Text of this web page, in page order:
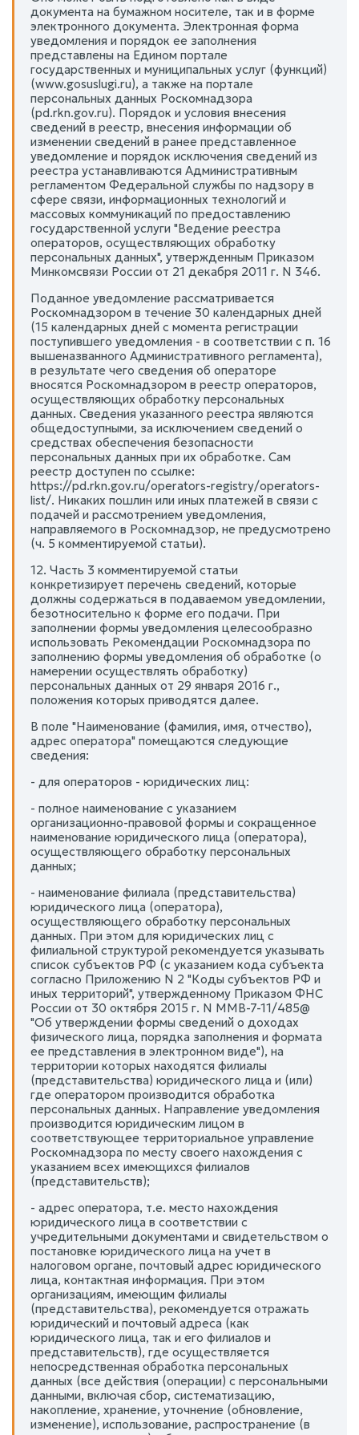
документа на бумажном носителе, так и в форме
электронного документа. Электронная форма
уведомления и порядок ее заполнения
представлены на Едином портале
государственных и муниципальных услуг (функций)
(www.gosuslugi.ru), а также на портале
персональных данных Роскомнадзора
(pd.rkn.gov.ru). Порядок и условия внесения
сведений в реестр, внесения информации об
изменении сведений в ранее представленное
уведомление и порядок исключения сведений из
реестра устанавливаются Административным
регламентом Федеральной службы по надзору в
сфере связи, информационных технологий и
массовых коммуникаций по предоставлению
государственной услуги "Ведение реестра
операторов, осуществляющих обработку
персональных данных", утвержденным Приказом
Минкомсвязи России от 21 декабря 2011 г. N 346.
Поданное уведомление рассматривается
Роскомнадзором в течение 30 календарных дней
(15 календарных дней с момента регистрации
поступившего уведомления - в соответствии с п. 16
вышеназванного Административного регламента),
в результате чего сведения об операторе
вносятся Роскомнадзором в реестр операторов,
осуществляющих обработку персональных
данных. Сведения указанного реестра являются
общедоступными, за исключением сведений о
средствах обеспечения безопасности
персональных данных при их обработке. Сам
реестр доступен по ссылке:
https://pd.rkn.gov.ru/operators-registry/operators-
list/. Никаких пошлин или иных платежей в связи с
подачей и рассмотрением уведомления,
направляемого в Роскомнадзор, не предусмотрено
(ч. 5 комментируемой статьи).
12. Часть 3 комментируемой статьи
конкретизирует перечень сведений, которые
должны содержаться в подаваемом уведомлении,
безотносительно к форме его подачи. При
заполнении формы уведомления целесообразно
использовать Рекомендации Роскомнадзора по
заполнению формы уведомления об обработке (о
намерении осуществлять обработку)
персональных данных от 29 января 2016 г.,
положения которых приводятся далее.
В поле "Наименование (фамилия, имя, отчество),
адрес оператора" помещаются следующие
сведения:
- для операторов - юридических лиц:
- полное наименование с указанием
организационно-правовой формы и сокращенное
наименование юридического лица (оператора),
осуществляющего обработку персональных
данных;
- наименование филиала (представительства)
юридического лица (оператора),
осуществляющего обработку персональных
данных. При этом для юридических лиц с
филиальной структурой рекомендуется указывать
список субъектов РФ (с указанием кода субъекта
согласно Приложению N 2 "Коды субъектов РФ и
иных территорий", утвержденному Приказом ФНС
России от 30 октября 2015 г. N ММВ-7-11/485@
"Об утверждении формы сведений о доходах
физического лица, порядка заполнения и формата
ее представления в электронном виде"), на
территории которых находятся филиалы
(представительства) юридического лица и (или)
где оператором производится обработка
персональных данных. Направление уведомления
производится юридическим лицом в
соответствующее территориальное управление
Роскомнадзора по месту своего нахождения с
указанием всех имеющихся филиалов
(представительств);
- адрес оператора, т.е. место нахождения
юридического лица в соответствии с
учредительными документами и свидетельством о
постановке юридического лица на учет в
налоговом органе, почтовый адрес юридического
лица, контактная информация. При этом
организациям, имеющим филиалы
(представительства), рекомендуется отражать
юридический и почтовый адреса (как
юридического лица, так и его филиалов и
представительств), где осуществляется
непосредственная обработка персональных
данных (все действия (операции) с персональными
данными, включая сбор, систематизацию,
накопление, хранение, уточнение (обновление,
изменение), использование, распространение (в